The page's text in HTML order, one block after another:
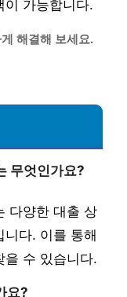
이 가능합니다.
해결해 보세요.
무엇인가요?
다양한 대출 상
다. 이를 통해
을 수 있습니다.
요?